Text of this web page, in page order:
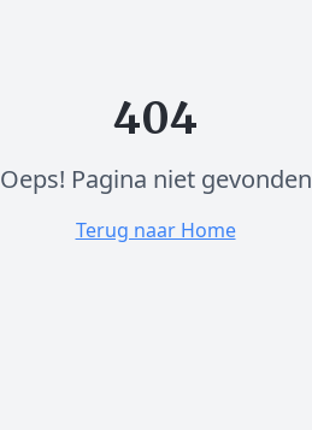
404
Oeps! Pagina niet gevonden
Terug naar Home